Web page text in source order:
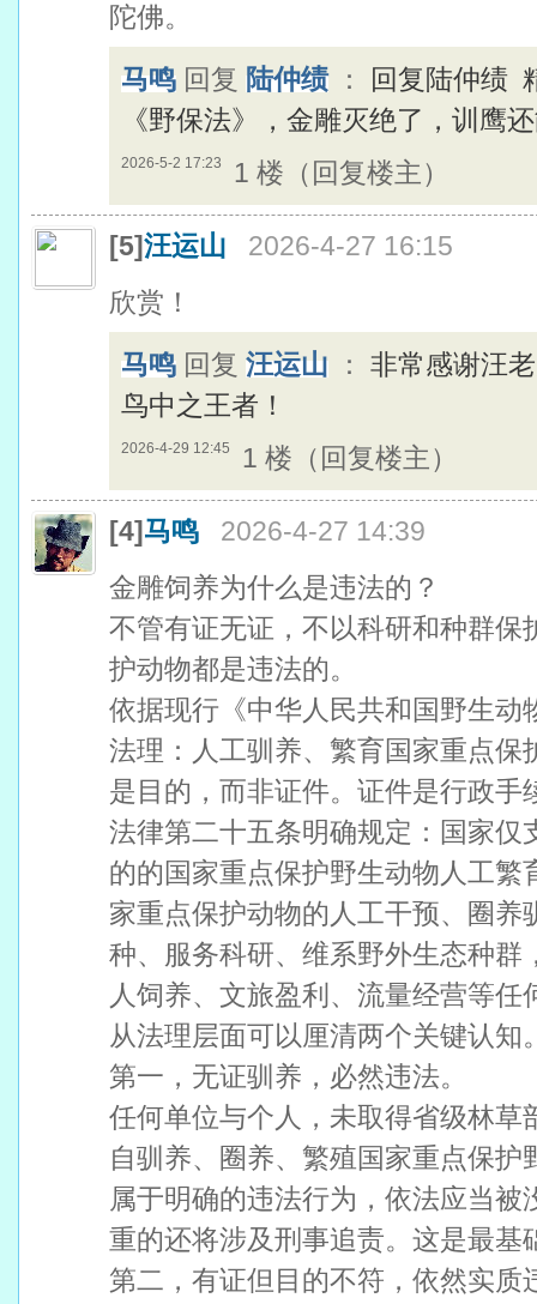
陀佛。
马鸣 回复 陆仲绩 ： 回复陆仲绩
《野保法》，金雕灭绝了，训鹰
2026-5-2 17:23 1 楼（回复楼主）
[5]汪运山
2026-4-27 16:15
欣赏！
马鸣 回复 汪运山 ： 非常感谢汪
鸟中之王者！
2026-4-29 12:45 1 楼（回复楼主）
[4]马鸣
2026-4-27 14:39
金雕饲养为什么是违法的？
不管有证无证，不以科研和种群
护动物都是违法的。
依据现行《中华人民共和国野生
法理：人工驯养、繁育国家重点
是目的，而非证件。证件是行政手
法律第二十五条明确规定：国家
的的国家重点保护野生动物人工
家重点保护动物的人工干预、圈
种、服务科研、维系野外生态种
人饲养、文旅盈利、流量经营等任
从法理层面可以厘清两个关键认知
第一，无证驯养，必然违法。
任何单位与个人，未取得省级林
自驯养、圈养、繁殖国家重点保
属于明确的违法行为，依法应当
重的还将涉及刑事追责。这是最基
第二，有证但目的不符，依然实质